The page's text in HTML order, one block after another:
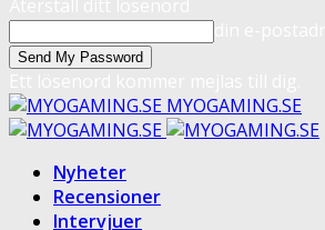
MYOGAMING.SE
Nyheter
Recensioner
Intervjuer